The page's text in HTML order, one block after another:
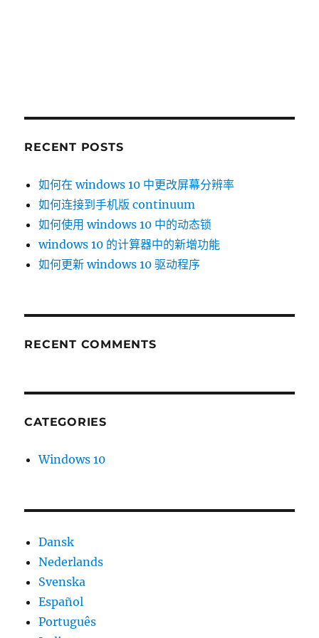
RECENT POSTS
如何在 windows 10 中更改屏幕分辨率
如何连接到手机版 continuum
如何使用 windows 10 中的动态锁
windows 10 的计算器中的新增功能
如何更新 windows 10 驱动程序
RECENT COMMENTS
CATEGORIES
Windows 10
Dansk
Nederlands
Svenska
Español
Português